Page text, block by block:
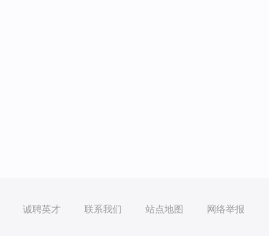
诚聘英才 联系我们 站点地图 网络举报